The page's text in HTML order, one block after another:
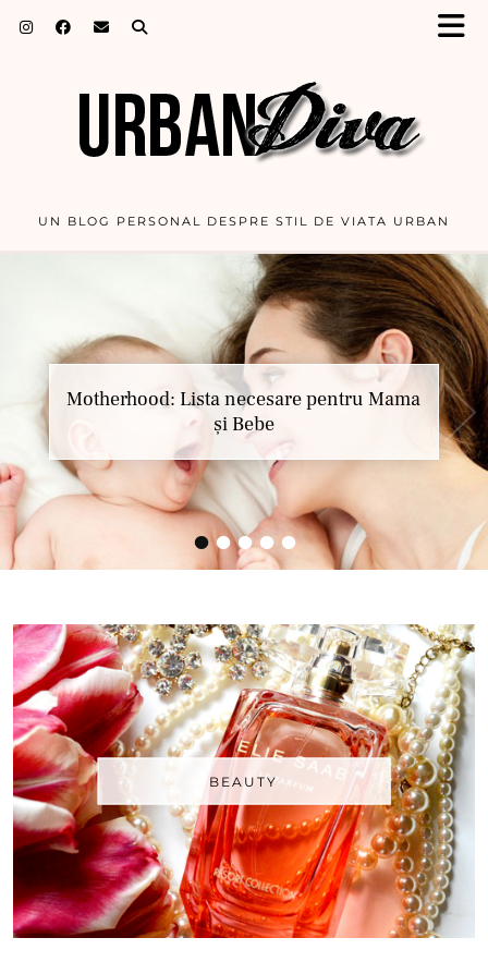
UN BLOG PERSONAL DESPRE STIL DE VIATA URBAN
•••••
Motherhood: Lista necesare pentru Mama
și Bebe
Apa alcalină – soluția ideală pentru
dezinfectarea jucăriilor
BEAUTY